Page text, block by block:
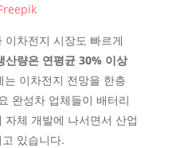
차전지 시장도 빠르게
산량은 연평균 30% 이상
이차전지 전망을 한층
완성차 업체들이 배터리
체 개발에 나서면서 산업
있습니다.